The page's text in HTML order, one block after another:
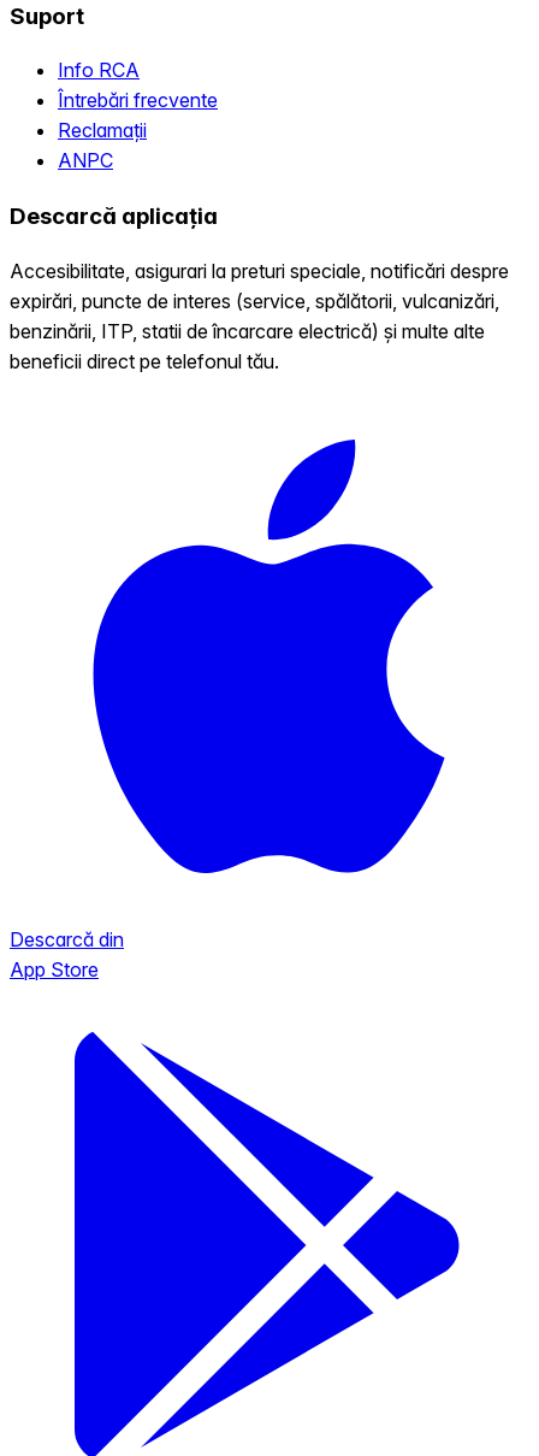
Suport
Info RCA
Întrebări frecvente
Reclamații
ANPC
Descarcă aplicația
Accesibilitate, asigurari la preturi speciale, notificări despre
expirări, puncte de interes (service, spălătorii, vulcanizări,
benzinării, ITP, statii de încarcare electrică) și multe alte
beneficii direct pe telefonul tău.
Descarcă din
App Store